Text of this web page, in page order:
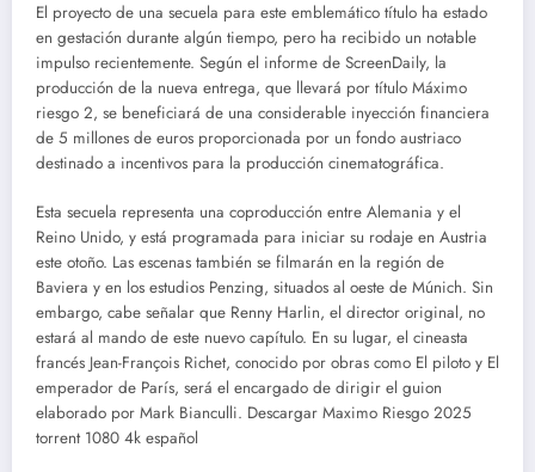
El proyecto de una secuela para este emblemático título ha estado
en gestación durante algún tiempo, pero ha recibido un notable
impulso recientemente. Según el informe de ScreenDaily, la
producción de la nueva entrega, que llevará por título Máximo
riesgo 2, se beneficiará de una considerable inyección financiera
de 5 millones de euros proporcionada por un fondo austriaco
destinado a incentivos para la producción cinematográfica.
Esta secuela representa una coproducción entre Alemania y el
Reino Unido, y está programada para iniciar su rodaje en Austria
este otoño. Las escenas también se filmarán en la región de
Baviera y en los estudios Penzing, situados al oeste de Múnich. Sin
embargo, cabe señalar que Renny Harlin, el director original, no
estará al mando de este nuevo capítulo. En su lugar, el cineasta
francés Jean-François Richet, conocido por obras como El piloto y El
emperador de París, será el encargado de dirigir el guion
elaborado por Mark Bianculli. Descargar Maximo Riesgo 2025
torrent 1080 4k español